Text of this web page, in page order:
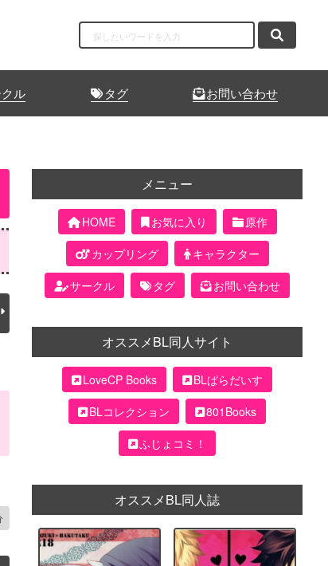
ル タグ お問い合わせ
メニュー
HOME お気に入り
原作
カップリング
キャラクター
サークル
タグ お問い合わせ
オススメBL同人サイト
LoveCP Books
BLぱらだいす
BLコレクション
801Books
ふじょコミ！
オススメBL同人誌